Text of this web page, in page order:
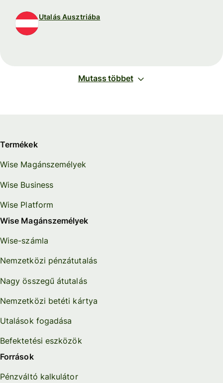
Utalás Ausztriába
Mutass többet
Termékek
Wise Magánszemélyek
Wise Business
Wise Platform
Wise Magánszemélyek
Wise-számla
Nemzetközi pénzátutalás
Nagy összegű átutalás
Nemzetközi betéti kártya
Utalások fogadása
Befektetési eszközök
Források
Pénzváltó kalkulátor